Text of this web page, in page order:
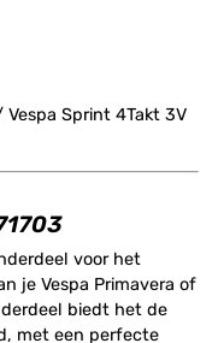
Vespa Sprint 4Takt 3V
voor het
je Vespa Primavera of
biedt het de
met een perfecte